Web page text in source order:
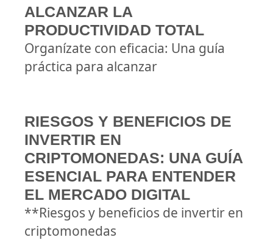
ALCANZAR LA
PRODUCTIVIDAD TOTAL
Organízate con eficacia: Una guía
práctica para alcanzar
RIESGOS Y BENEFICIOS DE
INVERTIR EN
CRIPTOMONEDAS: UNA GUÍA
ESENCIAL PARA ENTENDER
EL MERCADO DIGITAL
**Riesgos y beneficios de invertir en
criptomonedas